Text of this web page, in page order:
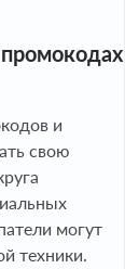
и
свою
могут
техники.